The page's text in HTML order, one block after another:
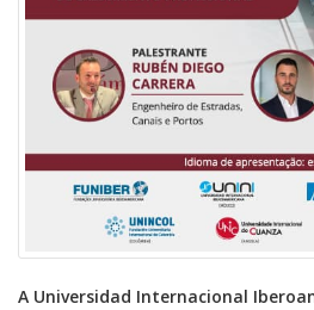
A Universidad Internacional